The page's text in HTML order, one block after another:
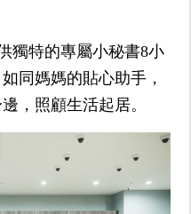
獨特的專屬小秘書8小
同媽媽的貼心助手，
，照顧生活起居。